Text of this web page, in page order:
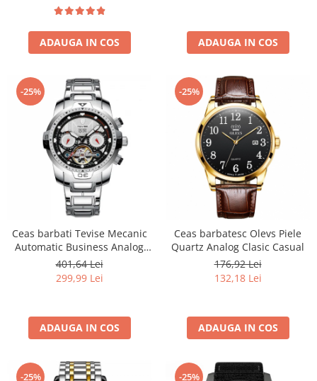
ADAUGA IN COS ADAUGA IN COS
-25%
Ceas barbati Tevise Mecanic
Automatic Business Analog
Skeleton Argintiu
401,64 Lei
299,99 Lei
ADAUGA IN COS
-25%
Ceas barbatesc Olevs Piele
Quartz Analog Clasic Casual
176,92 Lei
132,18 Lei
ADAUGA IN COS
-25% -25%